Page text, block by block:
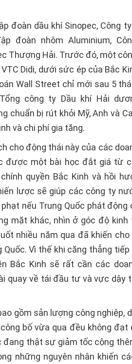
đoàn dầu khí Sinopec, Công
đoàn nhôm Aluminium,
Thượng Hải. Trước đó, một
Didi, dưới sức ép của Bắc
Wall Street chỉ mới sau 5
công ty Dầu khí Hải
chuẩn bị rút khỏi Mỹ, Anh và
và chi phí gia tăng.
cho động thái này của các
được một bài học đắt giá từ
quyền Bắc Kinh và hồi
lược sẽ giúp các công ty
nếu Trung Quốc phát động
mặt khác, nhìn ở góc độ kinh
nhiều năm qua đã khiến cho
Vì thế khi căng thẳng
Bắc Kinh sẽ rất cần các
quay về tái đầu tư và vực dậy
gồm sản lượng công nghiệp,
bố vừa qua đều không đạt
đang thật sự giảm tốc cộng
những nguyên nhân khiến